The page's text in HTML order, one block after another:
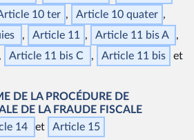
10 ter Article 10 quater
Article 11 Article 11 bisA
Article 11 bis C Article 11
bis
DE LA PROCÉDURE DE
DE LA FRAUDE FISCALE
14 Article 15